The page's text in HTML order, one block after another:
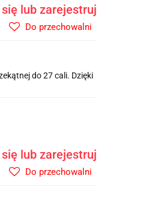
lub zarejestruj
Do przechowalni
do 27 cali. Dzięki
lub zarejestruj
Do przechowalni